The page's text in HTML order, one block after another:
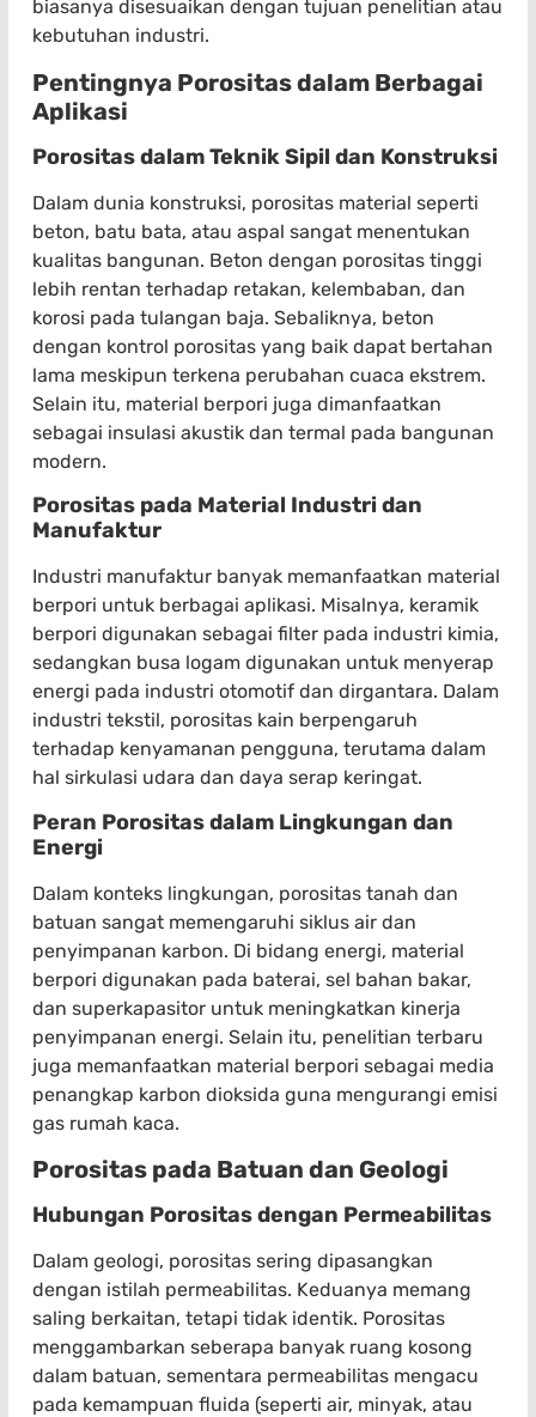
biasanya disesuaikan dengan tujuan penelitian atau
kebutuhan industri.
Pentingnya Porositas dalam Berbagai
Aplikasi
Porositas dalam Teknik Sipil dan Konstruksi
Dalam dunia konstruksi, porositas material seperti
beton, batu bata, atau aspal sangat menentukan
kualitas bangunan. Beton dengan porositas tinggi
lebih rentan terhadap retakan, kelembaban, dan
korosi pada tulangan baja. Sebaliknya, beton
dengan kontrol porositas yang baik dapat bertahan
lama meskipun terkena perubahan cuaca ekstrem.
Selain itu, material berpori juga dimanfaatkan
sebagai insulasi akustik dan termal pada bangunan
modern.
Porositas pada Material Industri dan
Manufaktur
Industri manufaktur banyak memanfaatkan material
berpori untuk berbagai aplikasi. Misalnya, keramik
berpori digunakan sebagai filter pada industri kimia,
sedangkan busa logam digunakan untuk menyerap
energi pada industri otomotif dan dirgantara. Dalam
industri tekstil, porositas kain berpengaruh
terhadap kenyamanan pengguna, terutama dalam
hal sirkulasi udara dan daya serap keringat.
Peran Porositas dalam Lingkungan dan
Energi
Dalam konteks lingkungan, porositas tanah dan
batuan sangat memengaruhi siklus air dan
penyimpanan karbon. Di bidang energi, material
berpori digunakan pada baterai, sel bahan bakar,
dan superkapasitor untuk meningkatkan kinerja
penyimpanan energi. Selain itu, penelitian terbaru
juga memanfaatkan material berpori sebagai media
penangkap karbon dioksida guna mengurangi emisi
gas rumah kaca.
Porositas pada Batuan dan Geologi
Hubungan Porositas dengan Permeabilitas
Dalam geologi, porositas sering dipasangkan
dengan istilah permeabilitas. Keduanya memang
saling berkaitan, tetapi tidak identik. Porositas
menggambarkan seberapa banyak ruang kosong
dalam batuan, sementara permeabilitas mengacu
pada kemampuan fluida (seperti air, minyak, atau